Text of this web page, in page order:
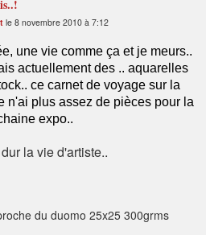
le 8 novembre 2010 à 7:12
une vie comme ça et je meurs..
actuellement des .. aquarelles
ce carnet de voyage sur la
n'ai plus assez de pièces pour la
expo..
la vie d'artiste..
du duomo 25x25 300grms